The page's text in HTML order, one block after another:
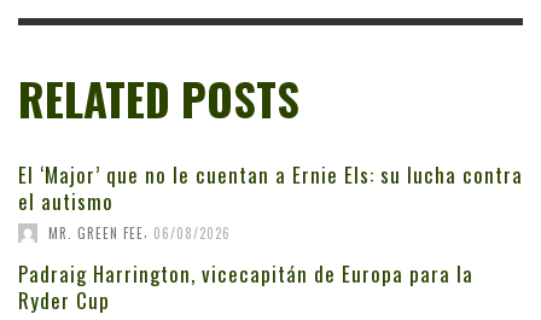
RELATED POSTS
El ‘Major’ que no le cuentan a Ernie Els: su lucha contra
el autismo
MR. GREEN FEE, 06/08/2026
Padraig Harrington, vicecapitán de Europa para la
Ryder Cup